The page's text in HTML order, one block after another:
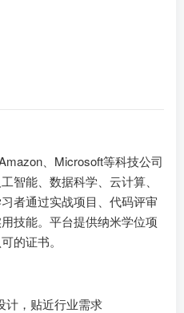
、Microsoft等科技公司
智能、数据科学、云计算、
者通过实战项目、代码评审
技能。平台提供纳米学位项
的证书。
计，贴近行业需求